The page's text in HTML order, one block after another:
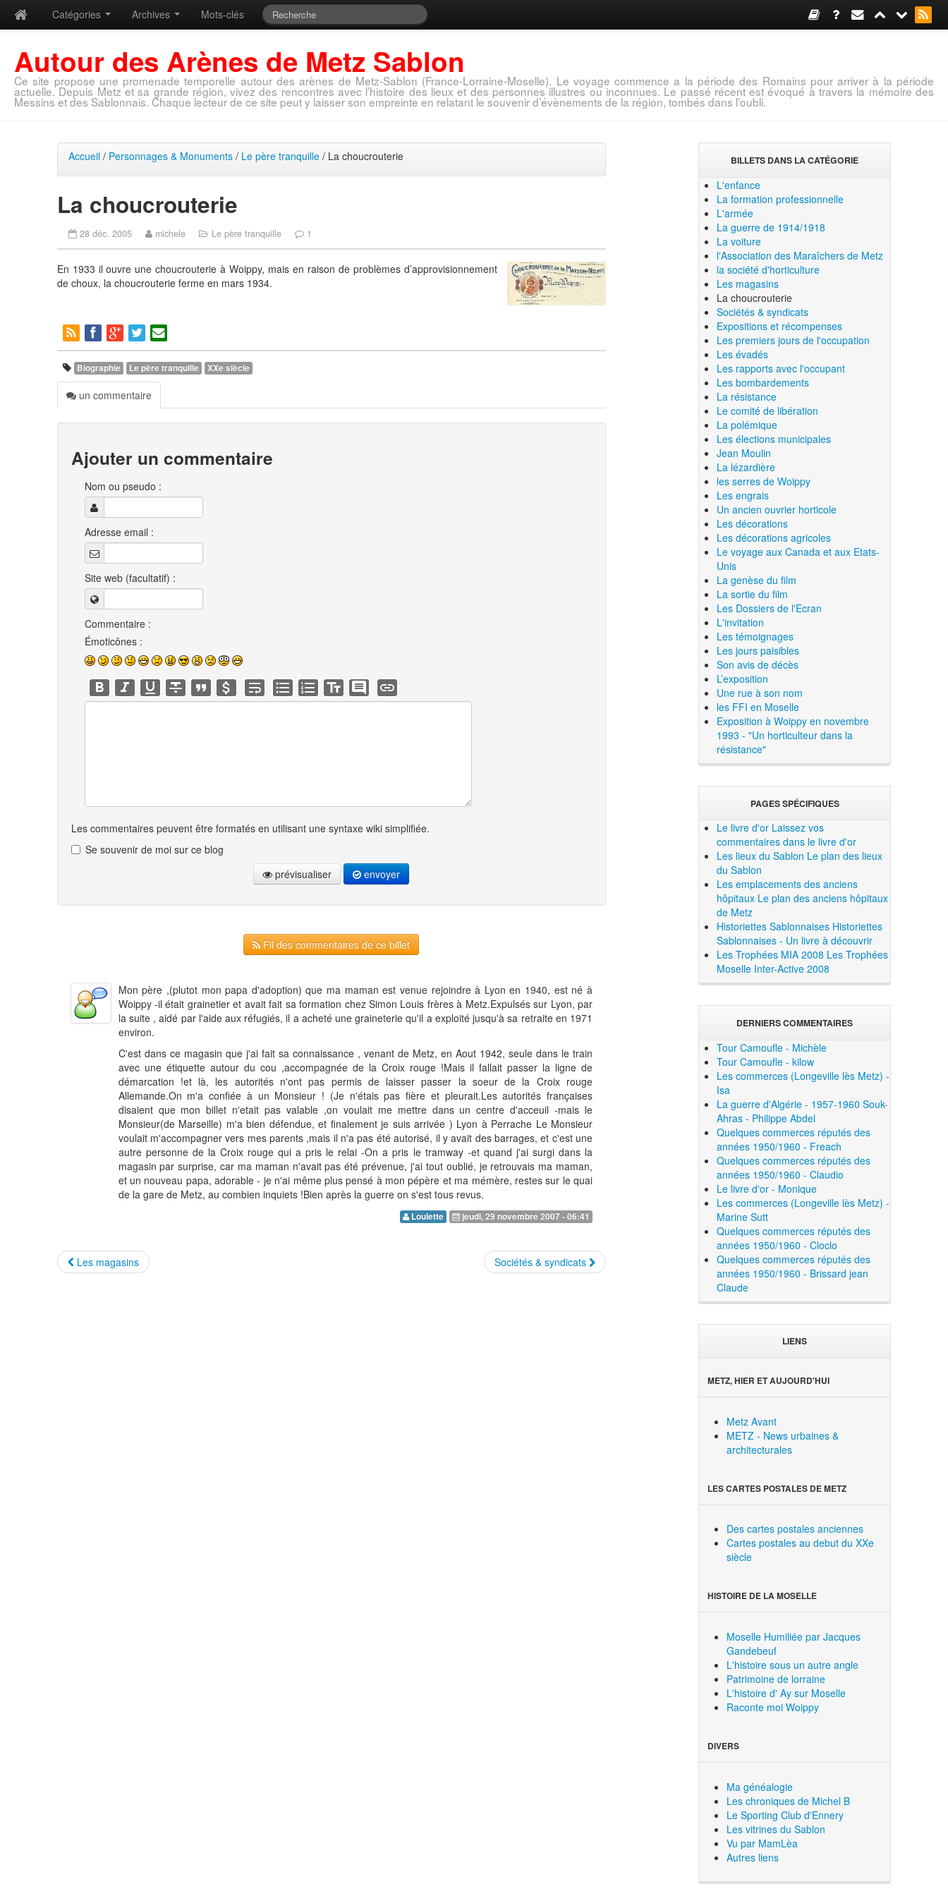
Catégories Archives Mots-clés
Autour des Arènes de Metz Sablon
Ce site propose une promenade temporelle autour des arènes de Metz-Sablon (France-Lorraine-Moselle). Le voyage commence a la période des Romains pour arriver à la période
actuelle. Depuis Metz et sa grande région, vivez des rencontres avec l’histoire des lieux et des personnes illustres ou inconnues. Le passé récent est évoqué à travers la mémoire des
Messins et des Sablonnais. Chaque lecteur de ce site peut y laisser son empreinte en relatant le souvenir d’évènements de la région, tombés dans l’oubli.
Accueil/ Personnages & Monuments/ Le père tranquille/ La choucrouterie
La choucrouterie
28 déc. 2005 michele Le père tranquille 1
En 1933 il ouvre une choucrouterie à Woippy, mais en raison de problèmes d’approvisionnement
de choux, la choucrouterie ferme en mars 1934.
Biographie Le père tranquille XXe siècle
un commentaire
Ajouter un commentaire
Nom ou pseudo :
Adresse email :
Site web (facultatif) :
Commentaire :
Émoticônes :
Les commentaires peuvent être formatés en utilisant une syntaxe wiki simplifiée.
Se souvenir de moi sur ce blog
prévisualiser
envoyer
Fil des commentaires de ce billet
Mon père ,(plutot mon papa d'adoption) que ma maman est venue rejoindre à Lyon en 1940, est né à
Woippy -il était grainetier et avait fait sa formation chez Simon Louis frères à Metz.Expulsés sur Lyon, par
la suite , aidé par l'aide aux réfugiés, il a acheté une graineterie qu'il a exploité jusqu'à sa retraite en 1971
environ.
C'est dans ce magasin que j'ai fait sa connaissance , venant de Metz, en Aout 1942, seule dans le train
avec une étiquette autour du cou ,accompagnée de la Croix rouge !Mais il fallait passer la ligne de
démarcation !et là, les autorités n'ont pas permis de laisser passer la soeur de la Croix rouge
Allemande.On m'a confiée à un Monsieur ! (Je n'étais pas fière et pleurait.Les autorités françaises
disaient que mon billet n'etait pas valable ,on voulait me mettre dans un centre d'acceuil -mais le
Monsieur(de Marseille) m'a bien défendue, et finalement je suis arrivée ) Lyon à Perrache Le Monsieur
voulait m'accompagner vers mes parents ,mais il n'a pas été autorisé, il y avait des barrages, et c'est une
autre personne de la Croix rouge qui a pris le relai -On a pris le tramway -et quand j'ai surgi dans la
magasin par surprise, car ma maman n'avait pas été prévenue, j'ai tout oublié, je retrouvais ma maman,
et un nouveau papa, adorable - je n'ai même plus pensé à mon pépère et ma mémère, restes sur le quai
de la gare de Metz, au combien inquiets !Bien après la guerre on s'est tous revus.
Loulette jeudi, 29 novembre 2007 - 06:41
Les magasins Sociétés & syndicats
BILLETS DANS LA CATÉGORIE
L'enfance
La formation professionnelle
L'armée
La guerre de 1914/1918
La voiture
l'Association des Maraîchers de Metz
la société d'horticulture
Les magasins
La choucrouterie
Sociétés & syndicats
Expositions et récompenses
Les premiers jours de l'occupation
Les évadés
Les rapports avec l'occupant
Les bombardements
La résistance
Le comité de libération
La polémique
Les élections municipales
Jean Moulin
La lézardière
les serres de Woippy
Les engrais
Un ancien ouvrier horticole
Les décorations
Les décorations agricoles
Le voyage aux Canada et aux Etats-
Unis
La genèse du film
La sortie du film
Les Dossiers de l'Ecran
L'invitation
Les témoignages
Les jours paisibles
Son avis de décès
L’exposition
Une rue à son nom
les FFI en Moselle
Exposition à Woippy en novembre
1993 - "Un horticulteur dans la
résistance"
PAGES SPÉCIFIQUES
Le livre d'or Laissez vos
commentaires dans le livre d'or
Les lieux du Sablon Le plan des lieux
du Sablon
Les emplacements des anciens
hôpitaux Le plan des anciens hôpitaux
de Metz
Historiettes Sablonnaises Historiettes
Sablonnaises - Un livre à découvrir
Les Trophées MIA 2008 Les Trophées
Moselle Inter-Active 2008
DERNIERS COMMENTAIRES
Tour Camoufle - Michèle
Tour Camoufle - kilow
Les commerces (Longeville lès Metz) -
Isa
La guerre d'Algérie - 1957-1960 Souk-
Ahras - Philippe Abdel
Quelques commerces réputés des
années 1950/1960 - Freach
Quelques commerces réputés des
années 1950/1960 - Claudio
Le livre d'or - Monique
Les commerces (Longeville lès Metz) -
Marine Sutt
Quelques commerces réputés des
années 1950/1960 - Cloclo
Quelques commerces réputés des
années 1950/1960 - Brissard jean
Claude
LIENS
METZ, HIER ET AUJOURD'HUI
Metz Avant
METZ - News urbaines &
architecturales
LES CARTES POSTALES DE METZ
Des cartes postales anciennes
Cartes postales au debut du XXe
siècle
HISTOIRE DE LA MOSELLE
Moselle Humiliée par Jacques
Gandebeuf
L'histoire sous un autre angle
Patrimoine de lorraine
L'histoire d' Ay sur Moselle
Raconte moi Woippy
DIVERS
Ma généalogie
Les chroniques de Michel B
Le Sporting Club d'Ennery
Les vitrines du Sablon
Vu par MamLèa
Autres liens